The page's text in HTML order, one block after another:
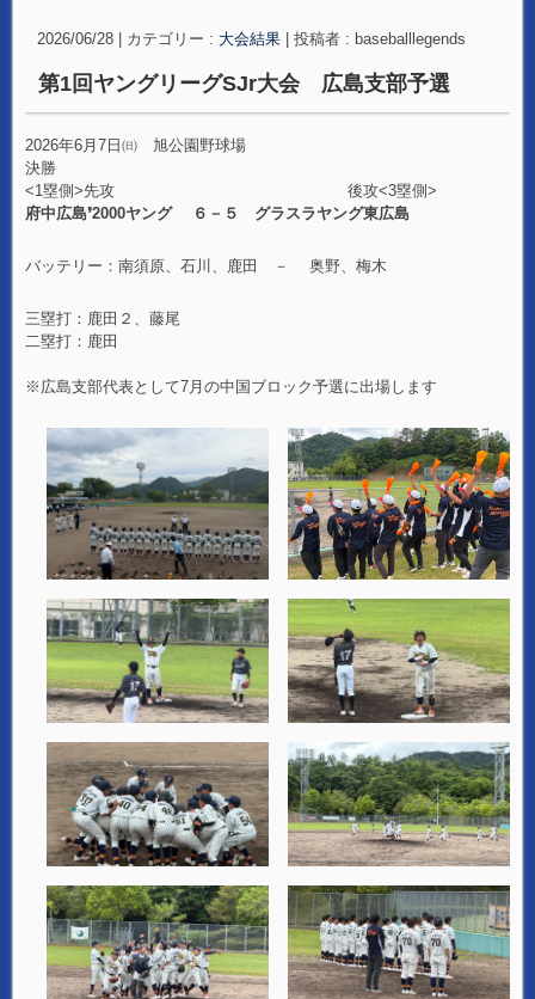
2026/06/28 | カテゴリー : 大会結果 | 投稿者 : baseballlegends
第1回ヤングリーグSJr大会 広島支部予選
2026年6月7日㈰ 旭公園野球場
決勝
<1塁側>先攻 後攻<3塁側>
府中広島❜2000ヤング ６－５ グラスラヤング東広島
バッテリー：南須原、石川、鹿田 － 奥野、梅木
三塁打：鹿田２、藤尾
二塁打：鹿田
※広島支部代表として7月の中国ブロック予選に出場します